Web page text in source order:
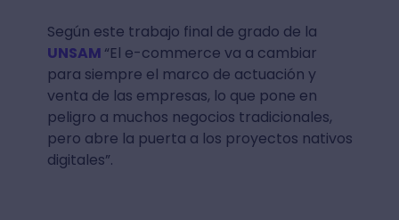
Según este trabajo final de grado de la
UNSAM “El e-commerce va a cambiar
para siempre el marco de actuación y
venta de las empresas, lo que pone en
peligro a muchos negocios tradicionales,
pero abre la puerta a los proyectos nativos
digitales”.